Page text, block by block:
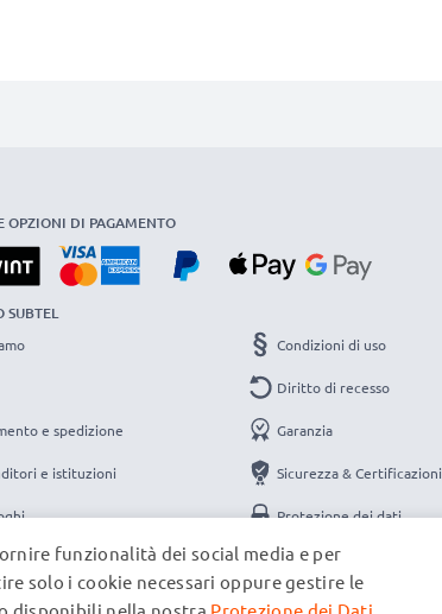
OPZIONI DI PAGAMENTO
SUBTEL
e spedizione
e istituzioni
Condizioni di uso
Diritto di recesso
Garanzia
Sicurezza & Certificazioni
Protezione dei dati
Note legali
funzionalità dei social media e per
solo i cookie necessari oppure gestire le